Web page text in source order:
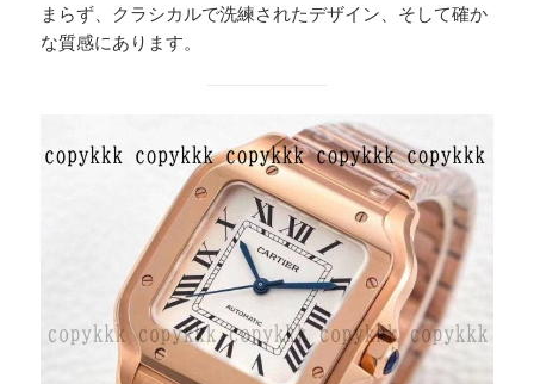
まらず、クラシカルで洗練されたデザイン、そして確か
な質感にあります。